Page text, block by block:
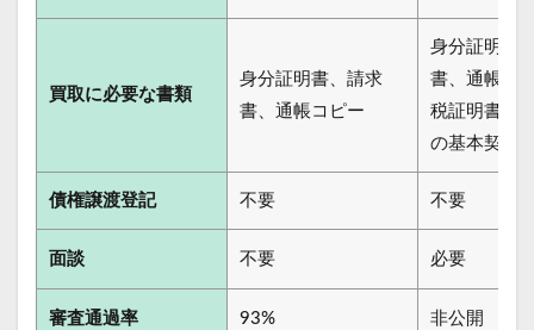
買取に必要な書類
身分証明書、請求
書、通帳コピー
身分証明書
書、通帳コ
税証明書、
の基本契約
債権譲渡登記 不要 不要
面談 不要 必要
審査通過率 93% 非公開